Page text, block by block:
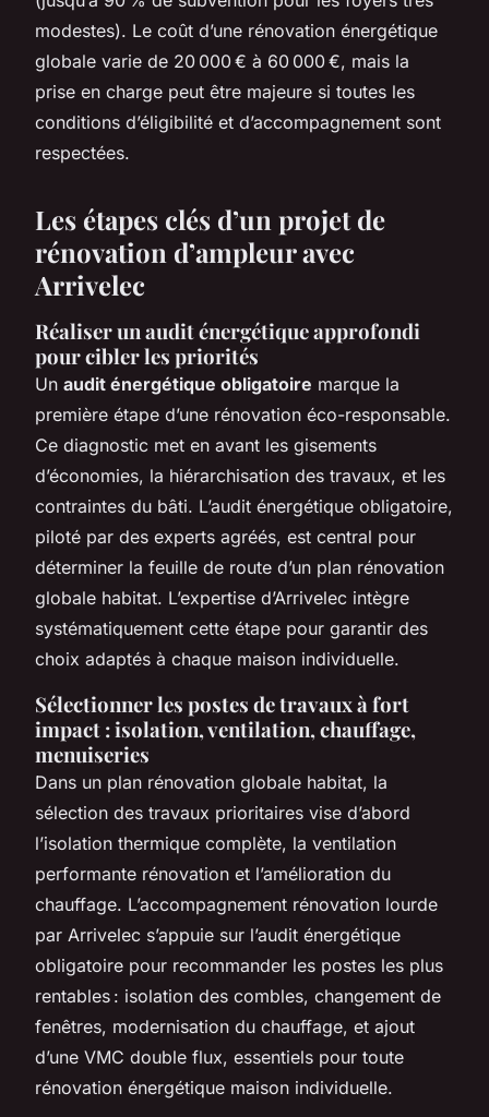
modestes). Le coût d’une rénovation énergétique
globale varie de 20 000 € à 60 000 €, mais la
prise en charge peut être majeure si toutes les
conditions d’éligibilité et d’accompagnement sont
respectées.
Les étapes clés d’un projet de
rénovation d’ampleur avec
Arrivelec
Réaliser un audit énergétique approfondi
pour cibler les priorités
Un audit énergétique obligatoire marque la
première étape d’une rénovation éco-responsable.
Ce diagnostic met en avant les gisements
d’économies, la hiérarchisation des travaux, et les
contraintes du bâti. L’audit énergétique obligatoire,
piloté par des experts agréés, est central pour
déterminer la feuille de route d’un plan rénovation
globale habitat. L’expertise d’Arrivelec intègre
systématiquement cette étape pour garantir des
choix adaptés à chaque maison individuelle.
Sélectionner les postes de travaux à fort
impact : isolation, ventilation, chauffage,
menuiseries
Dans un plan rénovation globale habitat, la
sélection des travaux prioritaires vise d’abord
l’isolation thermique complète, la ventilation
performante rénovation et l’amélioration du
chauffage. L’accompagnement rénovation lourde
par Arrivelec s’appuie sur l’audit énergétique
obligatoire pour recommander les postes les plus
rentables : isolation des combles, changement de
fenêtres, modernisation du chauffage, et ajout
d’une VMC double flux, essentiels pour toute
rénovation énergétique maison individuelle.